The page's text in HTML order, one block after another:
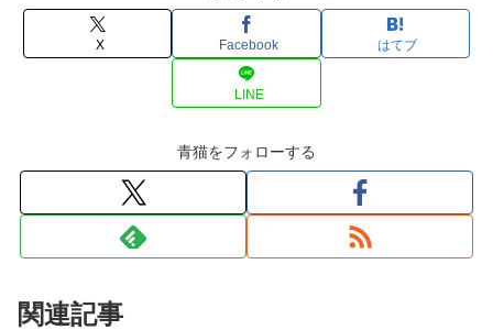
X Facebook はてブ
LINE
青猫をフォローする
関連記事